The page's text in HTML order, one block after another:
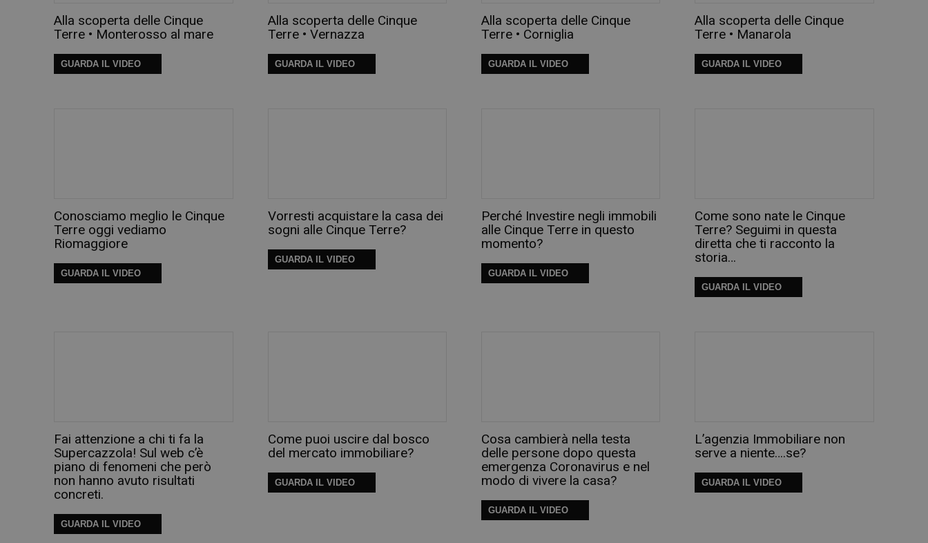
Alla scoperta delle Cinque
Terre • Monterosso al mare
GUARDA IL VIDEO
Alla scoperta delle Cinque
Terre • Vernazza
GUARDA IL VIDEO
Alla scoperta delle Cinque
Terre • Corniglia
GUARDA IL VIDEO
Alla scoperta delle Cinque
Terre • Manarola
GUARDA IL VIDEO
Conosciamo meglio le Cinque
Terre oggi vediamo
Riomaggiore
GUARDA IL VIDEO
Vorresti acquistare la casa dei
sogni alle Cinque Terre?
GUARDA IL VIDEO
Perché Investire negli immobili
alle Cinque Terre in questo
momento?
GUARDA IL VIDEO
Come sono nate le Cinque
Terre? Seguimi in questa
diretta che ti racconto la
storia…
GUARDA IL VIDEO
Fai attenzione a chi ti fa la
Supercazzola! Sul web c’è
piano di fenomeni che però
non hanno avuto risultati
concreti.
GUARDA IL VIDEO
Come puoi uscire dal bosco
del mercato immobiliare?
GUARDA IL VIDEO
Cosa cambierà nella testa
delle persone dopo questa
emergenza Coronavirus e nel
modo di vivere la casa?
GUARDA IL VIDEO
L’agenzia Immobiliare non
serve a niente….se?
GUARDA IL VIDEO